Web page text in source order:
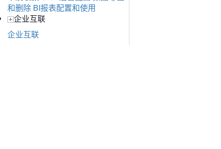
和删除 BI报表配置和使用
企业互联
企业互联